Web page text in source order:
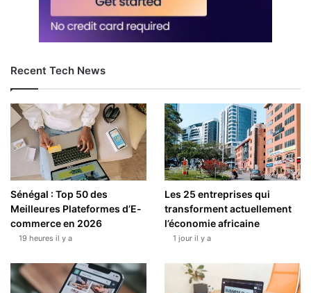
Recent Tech News
Sénégal : Top 50 des
Meilleures Plateformes d’E-
commerce en 2026
19 heures il y a
Les 25 entreprises qui
transforment actuellement
l’économie africaine
1 jour il y a